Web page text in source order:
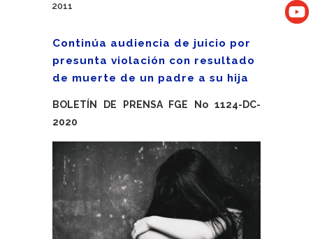
2011
Continúa audiencia de juicio por
presunta violación con resultado
de muerte de un padre a su hija
BOLETÍN DE PRENSA FGE No 1124-DC-
2020